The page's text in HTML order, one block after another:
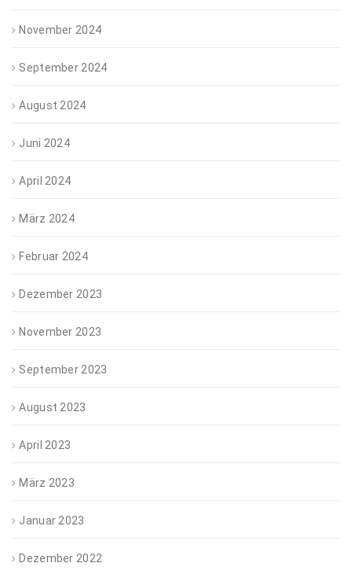
November 2024
September 2024
August 2024
Juni 2024
April 2024
März 2024
Februar 2024
Dezember 2023
November 2023
September 2023
August 2023
April 2023
März 2023
Januar 2023
Dezember 2022